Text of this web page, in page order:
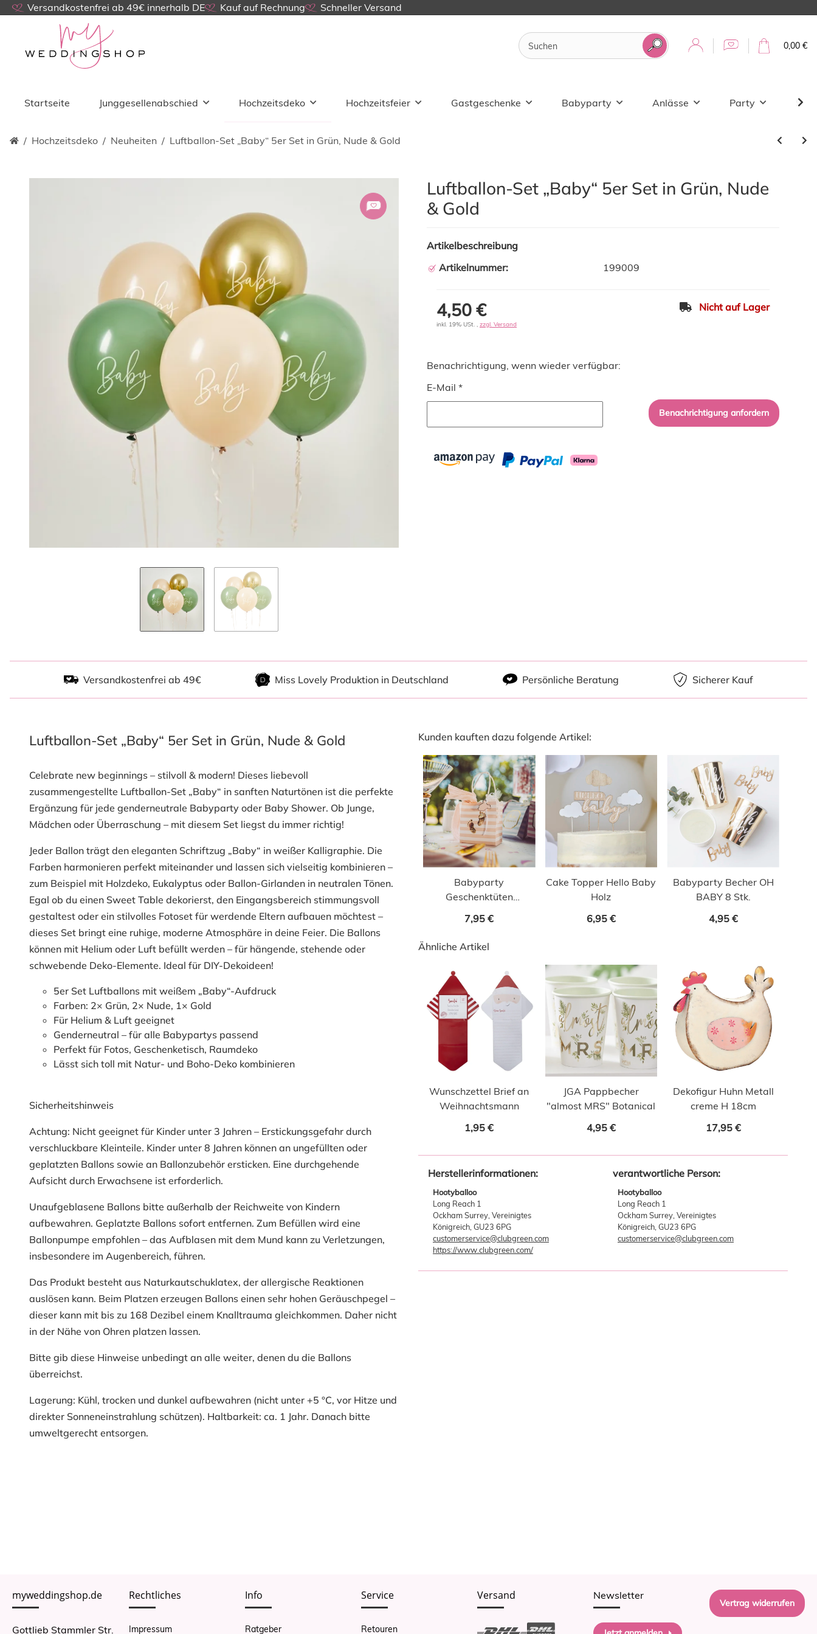
Versandkostenfrei ab 49€ innerhalb DE Kauf auf Rechnung Schneller Versand
0,00 €
Startseite Junggesellenabschied Hochzeitsdeko Hochzeitsfeier Gastgeschenke Babyparty Anlässe Party Sale
Hochzeitsdeko Neuheiten Luftballon-Set „Baby“ 5er Set in Grün, Nude & Gold
Luftballon-Set „Baby“ 5er Set in Grün, Nude
& Gold
Artikelbeschreibung
Artikelnummer:
199009
4,50 € Nicht auf Lager
inkl. 19% USt. , zzgl. Versand
Benachrichtigung, wenn wieder verfügbar:
E-Mail *
Benachrichtigung anfordern
Versandkostenfrei ab 49€ Miss Lovely Produktion in Deutschland Persönliche Beratung Sicherer Kauf
Luftballon-Set „Baby“ 5er Set in Grün, Nude & Gold
Celebrate new beginnings – stilvoll & modern! Dieses liebevoll
zusammengestellte Luftballon-Set „Baby“ in sanften Naturtönen ist die perfekte
Ergänzung für jede genderneutrale Babyparty oder Baby Shower. Ob Junge,
Mädchen oder Überraschung – mit diesem Set liegst du immer richtig!
Jeder Ballon trägt den eleganten Schriftzug „Baby“ in weißer Kalligraphie. Die
Farben harmonieren perfekt miteinander und lassen sich vielseitig kombinieren –
zum Beispiel mit Holzdeko, Eukalyptus oder Ballon-Girlanden in neutralen Tönen.
Egal ob du einen Sweet Table dekorierst, den Eingangsbereich stimmungsvoll
gestaltest oder ein stilvolles Fotoset für werdende Eltern aufbauen möchtest –
dieses Set bringt eine ruhige, moderne Atmosphäre in deine Feier. Die Ballons
können mit Helium oder Luft befüllt werden – für hängende, stehende oder
schwebende Deko-Elemente. Ideal für DIY-Dekoideen!
5er Set Luftballons mit weißem „Baby“-Aufdruck
Farben: 2× Grün, 2× Nude, 1× Gold
Für Helium & Luft geeignet
Genderneutral – für alle Babypartys passend
Perfekt für Fotos, Geschenketisch, Raumdeko
Lässt sich toll mit Natur- und Boho-Deko kombinieren
Sicherheitshinweis
Achtung: Nicht geeignet für Kinder unter 3 Jahren – Erstickungsgefahr durch
verschluckbare Kleinteile. Kinder unter 8 Jahren können an ungefüllten oder
geplatzten Ballons sowie an Ballonzubehör ersticken. Eine durchgehende
Aufsicht durch Erwachsene ist erforderlich.
Unaufgeblasene Ballons bitte außerhalb der Reichweite von Kindern
aufbewahren. Geplatzte Ballons sofort entfernen. Zum Befüllen wird eine
Ballonpumpe empfohlen – das Aufblasen mit dem Mund kann zu Verletzungen,
insbesondere im Augenbereich, führen.
Das Produkt besteht aus Naturkautschuklatex, der allergische Reaktionen
auslösen kann. Beim Platzen erzeugen Ballons einen sehr hohen Geräuschpegel –
dieser kann mit bis zu 168 Dezibel einem Knalltrauma gleichkommen. Daher nicht
in der Nähe von Ohren platzen lassen.
Bitte gib diese Hinweise unbedingt an alle weiter, denen du die Ballons
überreichst.
Lagerung: Kühl, trocken und dunkel aufbewahren (nicht unter +5 °C, vor Hitze und
direkter Sonneneinstrahlung schützen). Haltbarkeit: ca. 1 Jahr. Danach bitte
umweltgerecht entsorgen.
Kunden kauften dazu folgende Artikel:
Babyparty
Geschenktüten
Stk.
7,95 €
Cake Topper Hello Baby
Holz
6,95 €
Babyparty Becher OH
BABY 8 Stk.
4,95 €
Ähnliche Artikel
Wunschzettel Brief an
Weihnachtsmann
1,95 €
JGA Pappbecher
"almost MRS" Botanical
4,95 €
Dekofigur Huhn Metall
creme H 18cm
17,95 €
Herstellerinformationen:
Hootyballoo
Long Reach 1
Ockham Surrey, Vereinigtes
Königreich, GU23 6PG
customerservice@clubgreen.com
https://www.clubgreen.com/
verantwortliche Person:
Hootyballoo
Long Reach 1
Ockham Surrey, Vereinigtes
Königreich, GU23 6PG
customerservice@clubgreen.com
myweddingshop.de
Gottlieb Stammler Str.
Rechtliches
Impressum
Info
Ratgeber
Service
Retouren
Versand Newsletter
Vertrag widerrufen